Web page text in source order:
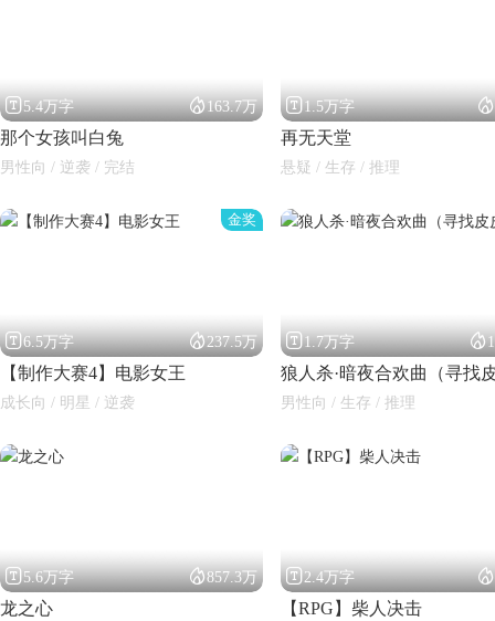
5.4万字 163.7万
那个女孩叫白兔
男性向 / 逆袭 / 完结
1.5万字 
再无天堂
悬疑 / 生存 / 推理
金奖
6.5万字 237.5万
【制作大赛4】电影女王
成长向 / 明星 / 逆袭
1.7万字 
男性向 / 生存 / 推理
5.6万字 857.3万
龙之心
2.4万字 
【RPG】柴人决击